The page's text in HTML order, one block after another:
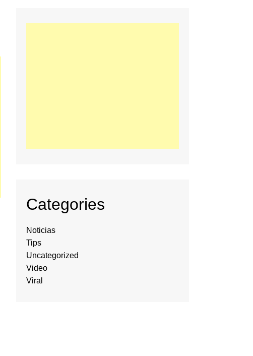
Categories
Noticias
Tips
Uncategorized
Video
Viral